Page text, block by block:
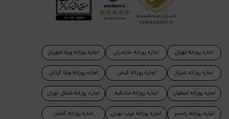
اجاره روزانه تهران
اجاره روزانه شیراز
اجاره روزانه اصفهان
اجاره روزانه رامسر
اجاره روزانه مازندران
اجاره روزانه کیش
اجاره روزانه صادقیه
اجاره روزانه غرب تهران
اجاره روزانه ویلا شهریار
اجاره روزانه ویلا کردان
اجاره روزانه شمال تهران
اجاره روزانه کاشان